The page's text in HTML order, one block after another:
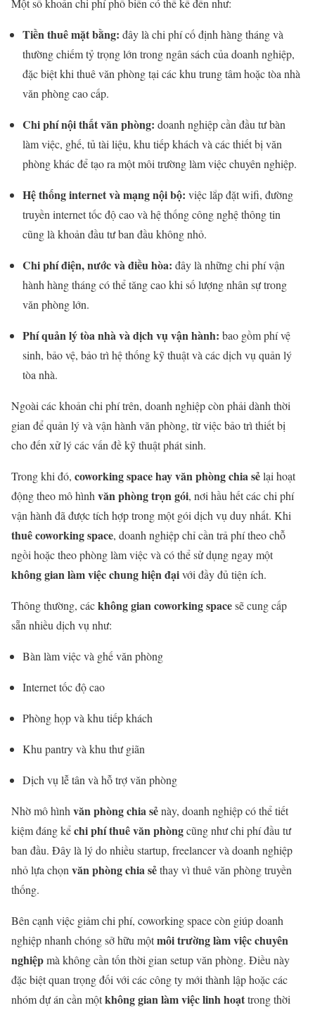
Tiền thuê mặt bằng: đây là chi phí cố định hàng tháng và
thường chiếm tỷ trọng lớn trong ngân sách của doanh nghiệp,
đặc biệt khi thuê văn phòng tại các khu trung tâm hoặc tòa nhà
văn phòng cao cấp.
Chi phí nội thất văn phòng: doanh nghiệp cần đầu tư bàn
làm việc, ghế, tủ tài liệu, khu tiếp khách và các thiết bị văn
phòng khác để tạo ra một môi trường làm việc chuyên nghiệp.
Hệ thống internet và mạng nội bộ: việc lắp đặt wifi, đường
truyền internet tốc độ cao và hệ thống công nghệ thông tin
cũng là khoản đầu tư ban đầu không nhỏ.
Chi phí điện, nước và điều hòa: đây là những chi phí vận
hành hàng tháng có thể tăng cao khi số lượng nhân sự trong
văn phòng lớn.
Phí quản lý tòa nhà và dịch vụ vận hành: bao gồm phí vệ
sinh, bảo vệ, bảo trì hệ thống kỹ thuật và các dịch vụ quản lý
tòa nhà.
Ngoài các khoản chi phí trên, doanh nghiệp còn phải dành thời
gian để quản lý và vận hành văn phòng, từ việc bảo trì thiết bị
cho đến xử lý các vấn đề kỹ thuật phát sinh.
Trong khi đó, coworking space hay văn phòng chia sẻlại hoạt
động theo mô hình văn phòng trọn gói, nơi hầu hết các chi phí
vận hành đã được tích hợp trong một gói dịch vụ duy nhất. Khi
thuê coworking space, doanh nghiệp chỉ cần trả phí theo chỗ
ngồi hoặc theo phòng làm việc và có thể sử dụng ngay một
không gian làm việc chung hiện đạivới đầy đủ tiện ích.
Thông thường, cáckhông gian coworking spacesẽ cung cấp
sẵn nhiều dịch vụ như:
Bàn làm việc và ghế văn phòng
Internet tốc độ cao
Phòng họp và khu tiếp khách
Khu pantry và khu thư giãn
Dịch vụ lễ tân và hỗ trợ văn phòng
Nhờ mô hình văn phòng chia sẻnày, doanh nghiệp có thể tiết
kiệm đáng kểchi phí thuê văn phòngcũng như chi phí đầu tư
ban đầu. Đây là lý do nhiều startup, freelancer và doanh nghiệp
nhỏ lựa chọn văn phòng chia sẻthay vì thuê văn phòng truyền
thống.
Bên cạnh việc giảm chi phí, coworking space còn giúp doanh
nghiệp nhanh chóng sở hữu mộtmôi trường làm việc chuyên
nghiệpmà không cần tốn thời gian setup văn phòng. Điều này
đặc biệt quan trọng đối với các công ty mới thành lập hoặc các
nhóm dự án cần mộtkhông gian làm việc linh hoạttrong thời